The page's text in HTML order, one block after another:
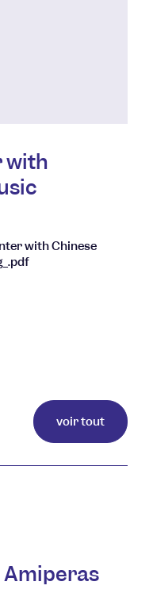
with
with Chinese
voir tout
Amiperas